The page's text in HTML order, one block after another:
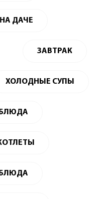
ДАЧЕ
ЗАВТРАК
ХОЛОДНЫЕ СУПЫ